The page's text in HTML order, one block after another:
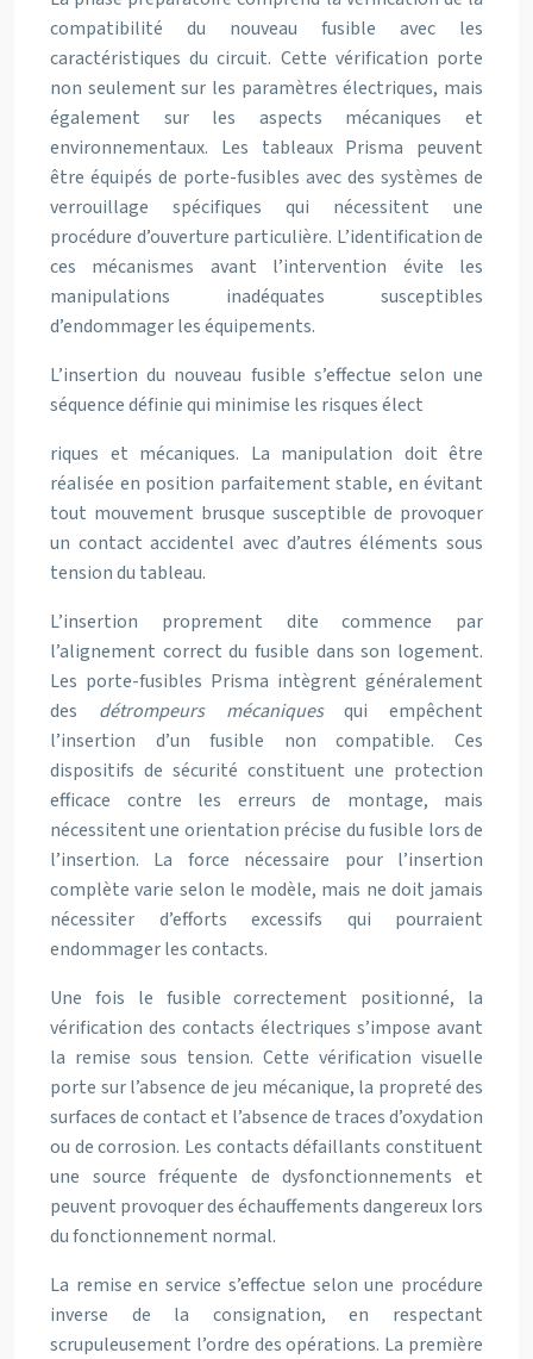
compatibilité du nouveau fusible avec les
caractéristiques du circuit. Cette vérification porte
non seulement sur les paramètres électriques, mais
également sur les aspects mécaniques et
environnementaux. Les tableaux Prisma peuvent
être équipés de porte-fusibles avec des systèmes de
verrouillage spécifiques qui nécessitent une
procédure d’ouverture particulière. L’identification de
ces mécanismes avant l’intervention évite les
manipulations inadéquates susceptibles
d’endommager les équipements.
L’insertion du nouveau fusible s’effectue selon une
séquence définie qui minimise les risques élect
riques et mécaniques. La manipulation doit être
réalisée en position parfaitement stable, en évitant
tout mouvement brusque susceptible de provoquer
un contact accidentel avec d’autres éléments sous
tension du tableau.
L’insertion proprement dite commence par
l’alignement correct du fusible dans son logement.
Les porte-fusibles Prisma intègrent généralement
des détrompeurs mécaniquesqui empêchent
l’insertion d’un fusible non compatible. Ces
dispositifs de sécurité constituent une protection
efficace contre les erreurs de montage, mais
nécessitent une orientation précise du fusible lors de
l’insertion. La force nécessaire pour l’insertion
complète varie selon le modèle, mais ne doit jamais
nécessiter d’efforts excessifs qui pourraient
endommager les contacts.
Une fois le fusible correctement positionné, la
vérification des contacts électriques s’impose avant
la remise sous tension. Cette vérification visuelle
porte sur l’absence de jeu mécanique, la propreté des
surfaces de contact et l’absence de traces d’oxydation
ou de corrosion. Les contacts défaillants constituent
une source fréquente de dysfonctionnements et
peuvent provoquer des échauffements dangereux lors
du fonctionnement normal.
La remise en service s’effectue selon une procédure
inverse de la consignation, en respectant
scrupuleusement l’ordre des opérations. La première